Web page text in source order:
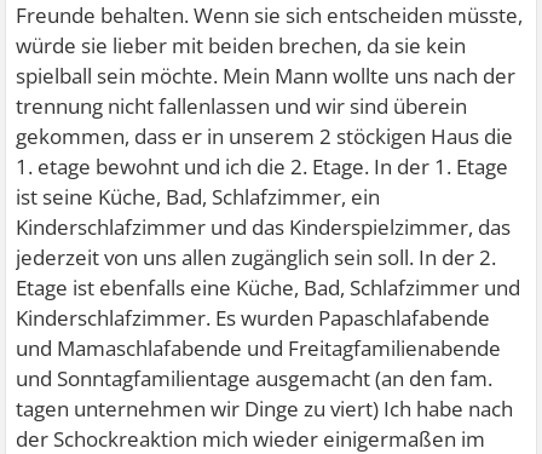
Freunde behalten. Wenn sie sich entscheiden müsste,
würde sie lieber mit beiden brechen, da sie kein
spielball sein möchte. Mein Mann wollte uns nach der
trennung nicht fallenlassen und wir sind überein
gekommen, dass er in unserem 2 stöckigen Haus die
1. etage bewohnt und ich die 2. Etage. In der 1. Etage
ist seine Küche, Bad, Schlafzimmer, ein
Kinderschlafzimmer und das Kinderspielzimmer, das
jederzeit von uns allen zugänglich sein soll. In der 2.
Etage ist ebenfalls eine Küche, Bad, Schlafzimmer und
Kinderschlafzimmer. Es wurden Papaschlafabende
und Mamaschlafabende und Freitagfamilienabende
und Sonntagfamilientage ausgemacht (an den fam.
tagen unternehmen wir Dinge zu viert) Ich habe nach
der Schockreaktion mich wieder einigermaßen im